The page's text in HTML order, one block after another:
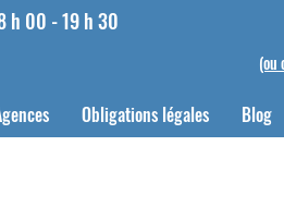
h 00 - 19 h 30
(ou
Obligations légales Blog